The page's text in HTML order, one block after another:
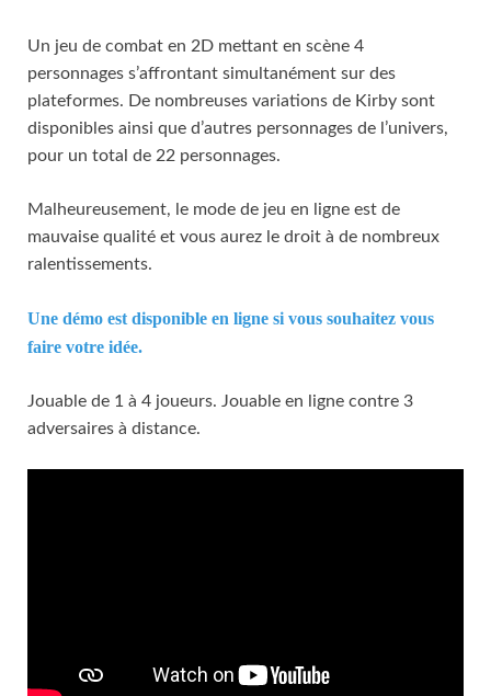
Un jeu de combat en 2D mettant en scène 4
personnages s’affrontant simultanément sur des
plateformes. De nombreuses variations de Kirby sont
disponibles ainsi que d’autres personnages de l’univers,
pour un total de 22 personnages.
Malheureusement, le mode de jeu en ligne est de
mauvaise qualité et vous aurez le droit à de nombreux
ralentissements.
Une démo est disponible en ligne si vous souhaitez vous
faire votre idée.
Jouable de 1 à 4 joueurs. Jouable en ligne contre 3
adversaires à distance.